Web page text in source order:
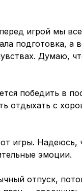
игрой мы
подготовка, а
Думаю,
победить в
отдыхать с
игры. Надеюсь,
эмоции.
отпуск,